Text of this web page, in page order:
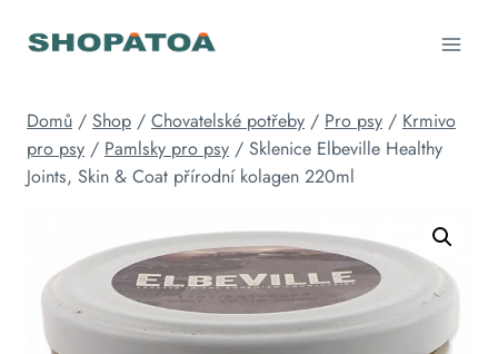
Domů / Shop / Chovatelské potřeby / Pro psy / Krmivo
pro psy / Pamlsky pro psy / Sklenice Elbeville Healthy
Joints, Skin & Coat přírodní kolagen 220ml